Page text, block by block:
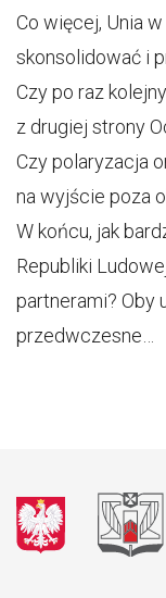
Co więcej, Unia
skonsolidować i
Czy po raz
z drugiej strony
Czy polaryzacja
na wyjście poza
W końcu, jak
Republiki
partnerami? Oby
przedwczesne…